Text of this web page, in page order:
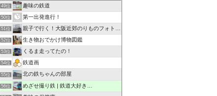
49位 趣味の鉄道
50位 第一出発進行！
51位 親子で行く！大阪近郊のりものフォトログ ZOOM×ZOOM
52位 生き物おでかけ博物図鑑
53位 くるま走ってたの！
54位 鉄道画
55位 北の鉄ちゃんの部屋
56位 めざせ撮り鉄 | 鉄道大好き…